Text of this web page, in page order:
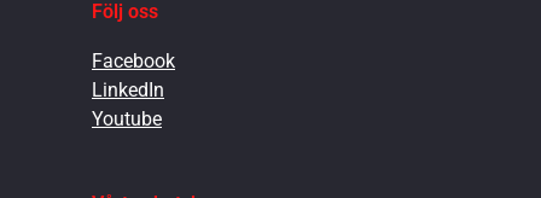
Följ oss
Facebook
LinkedIn
Youtube